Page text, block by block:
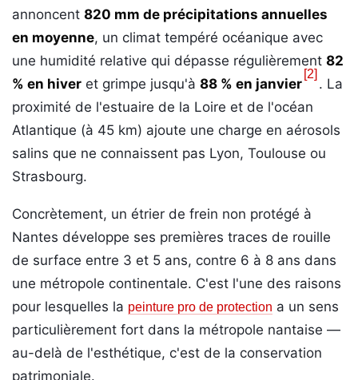
annoncent 820 mm de précipitations annuelles
en moyenne, un climat tempéré océanique avec
une humidité relative qui dépasse régulièrement 82
% en hiver et grimpe jusqu'à 88 % en janvier
[2]
. La
proximité de l'estuaire de la Loire et de l'océan
Atlantique (à 45 km) ajoute une charge en aérosols
salins que ne connaissent pas Lyon, Toulouse ou
Strasbourg.
Concrètement, un étrier de frein non protégé à
Nantes développe ses premières traces de rouille
de surface entre 3 et 5 ans, contre 6 à 8 ans dans
une métropole continentale. C'est l'une des raisons
pour lesquelles la peinture pro de protection a un sens
particulièrement fort dans la métropole nantaise —
au-delà de l'esthétique, c'est de la conservation
patrimoniale.